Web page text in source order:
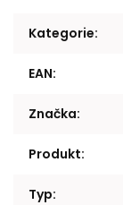
Kategorie:
EAN:
Značka:
Produkt:
Typ: